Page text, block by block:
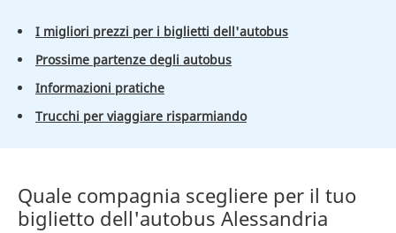
I migliori prezzi per i biglietti dell'autobus
Prossime partenze degli autobus
Informazioni pratiche
Trucchi per viaggiare risparmiando
Quale compagnia scegliere per il tuo
biglietto dell'autobus Alessandria